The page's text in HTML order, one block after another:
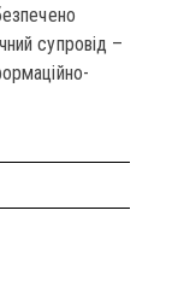
супровід –